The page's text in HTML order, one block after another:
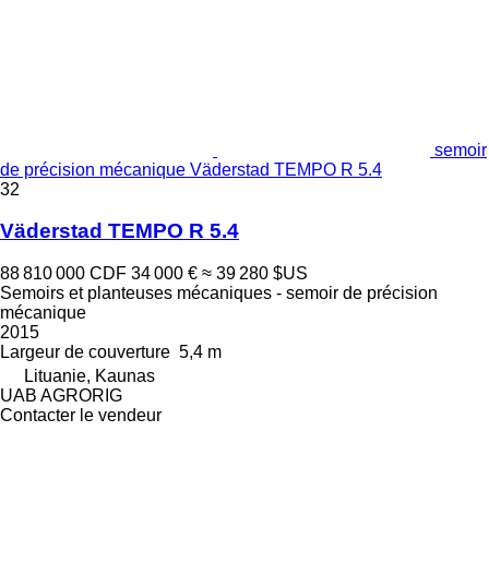
semoir
de précision mécanique Väderstad TEMPO R 5.4
32
Väderstad TEMPO R 5.4
88 810 000 CDF 34 000 € ≈ 39 280 $US
Semoirs et planteuses mécaniques - semoir de précision
mécanique
2015
Largeur de couverture 5,4 m
Lituanie, Kaunas
UAB AGRORIG
Contacter le vendeur